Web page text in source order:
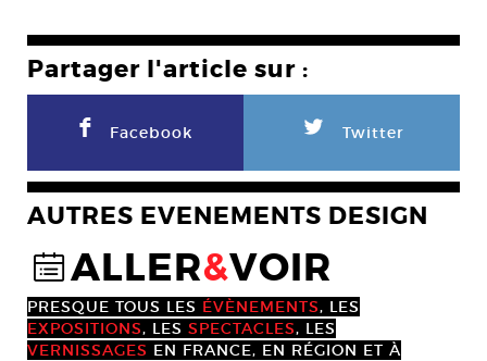
Partager l'article sur :
F Facebook L Twitter
AUTRES EVENEMENTS DESIGN
@ALLER&VOIR
PRESQUE TOUS LES ÉVÈNEMENTS, LES
EXPOSITIONS, LES SPECTACLES, LES
VERNISSAGES EN FRANCE, EN RÉGION ET À